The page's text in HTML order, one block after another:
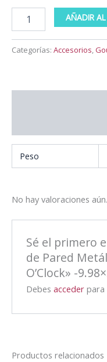
AÑADIR
Categorías: Accesorios,
Peso
No hay valoraciones aún.
Sé el primero
de Pared
O’Clock» -
Debesacceder para
Productos relacionados